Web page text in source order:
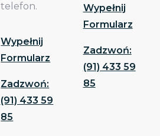
telefon.
Wypełnij
Formularz
Zadzwoń:
(91) 433 59
85
Wypełnij
Formularz
Zadzwoń:
(91) 433 59
85